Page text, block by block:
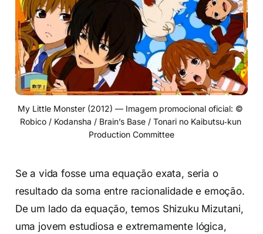
My Little Monster (2012) — Imagem promocional oficial: ©
Robico / Kodansha / Brain’s Base / Tonari no Kaibutsu‑kun
Production Committee
Se a vida fosse uma equação exata, seria o
resultado da soma entre racionalidade e emoção.
De um lado da equação, temos Shizuku Mizutani,
uma jovem estudiosa e extremamente lógica,